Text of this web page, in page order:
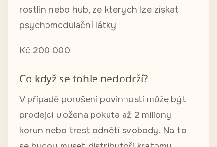
rostlin nebo hub, ze kterých lze získat
psychomodulační látky
Kč 200 000
Co když se tohle nedodrží?
V případě porušení povinností může být
prodejci uložena pokuta až 2 miliony
korun nebo trest odnětí svobody. Na to